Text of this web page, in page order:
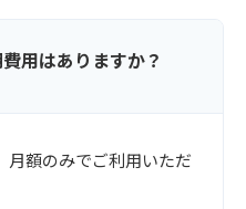
用はありますか？
月額のみでご利用いただ